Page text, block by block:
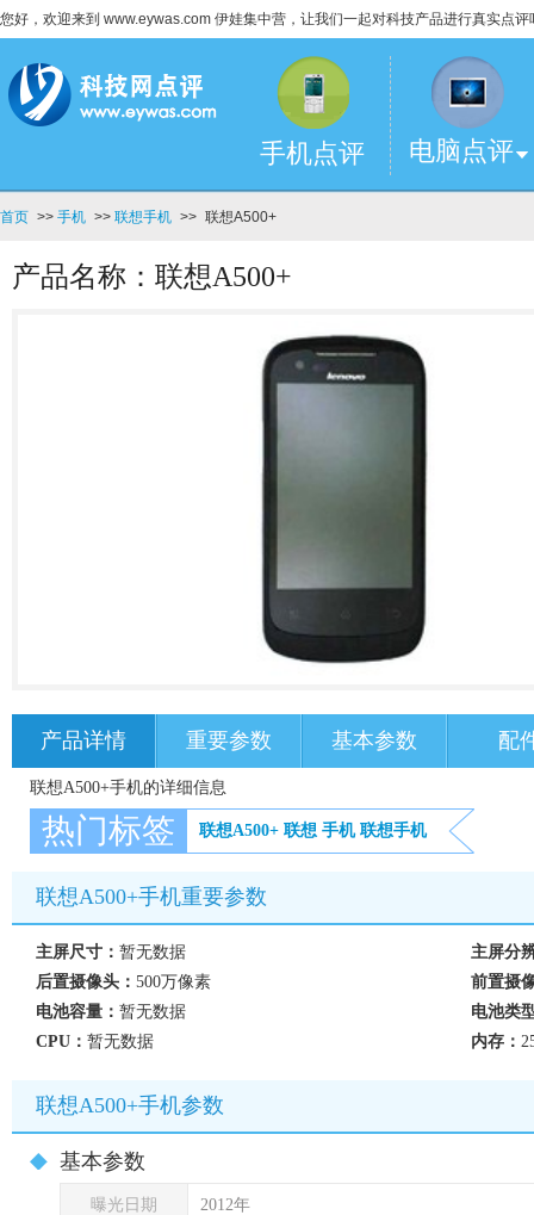
您好，欢迎来到 www.eywas.com 伊娃集中营，让我们一起对科技产品进行真实点评
手机点评 电脑点评
首页 >> 手机 >> 联想手机 >> 联想A500+
产品名称：联想A500+
产品详情 重要参数 基本参数 配
联想A500+手机的详细信息
热门标签 联想A500+ 联想 手机 联想手机
联想A500+手机重要参数
主屏尺寸： 暂无数据
主屏分
后置摄像头： 500万像素
前置摄
电池容量： 暂无数据
电池类
CPU： 暂无数据 内存：
联想A500+手机参数
基本参数
曝光日期 2012年